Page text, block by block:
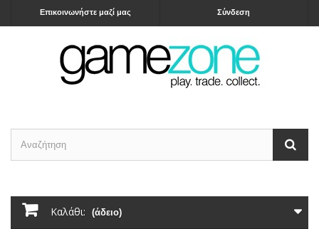
Σύνδεση
Επικοινωνήστε μαζί μας
Καλάθι: (άδειο)